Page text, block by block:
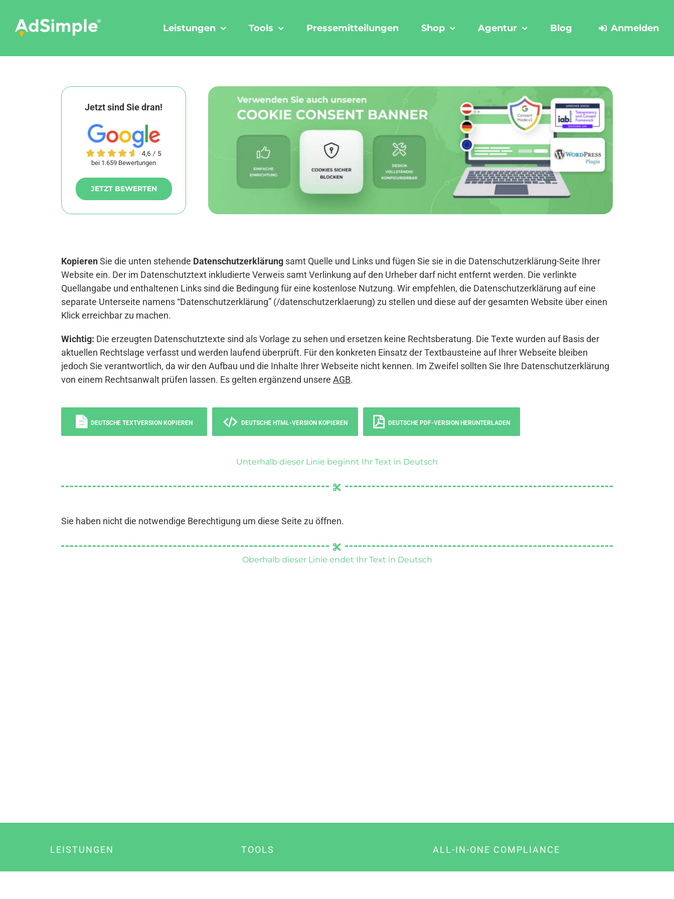
content
Leistungen Tools Pressemitteilungen Shop Agentur Blog Anmelden
Jetzt sind Sie dran!
bei 1.659 Bewertungen
JETZT BEWERTEN
KopierenSie die unten stehende Datenschutzerklärung samt Quelle und Links und fügen Sie sie in die Datenschutzerklärung-Seite Ihrer
Website ein. Der im Datenschutztext inkludierte Verweis samt Verlinkung auf den Urheber darf nicht entfernt werden. Die verlinkte
Quellangabe und enthaltenen Links sind die Bedingung für eine kostenlose Nutzung. Wir empfehlen, die Datenschutzerklärung auf eine
separate Unterseite namens “Datenschutzerklärung” (/datenschutzerklaerung) zu stellen und diese auf der gesamten Website über einen
Klick erreichbar zu machen.
Wichtig: Die erzeugten Datenschutztexte sind als Vorlage zu sehen und ersetzen keine Rechtsberatung. Die Texte wurden auf Basis der
aktuellen Rechtslage verfasst und werden laufend überprüft. Für den konkreten Einsatz der Textbausteine auf Ihrer Webseite bleiben
jedoch Sie verantwortlich, da wir den Aufbau und die Inhalte Ihrer Webseite nicht kennen. Im Zweifel sollten Sie Ihre Datenschutzerklärung
von einem Rechtsanwalt prüfen lassen. Es gelten ergänzend unsere AGB.
DEUTSCHE TEXTVERSION KOPIEREN DEUTSCHE HTML-VERSION KOPIEREN DEUTSCHE PDF-VERSION HERUNTERLADEN
Unterhalb dieser Linie beginnt Ihr Text in Deutsch
Sie haben nicht die notwendige Berechtigung um diese Seite zu öffnen.
Oberhalb dieser Linie endet Ihr Text in Deutsch
LEISTUNGEN TOOLS ALL-IN-ONE COMPLIANCE